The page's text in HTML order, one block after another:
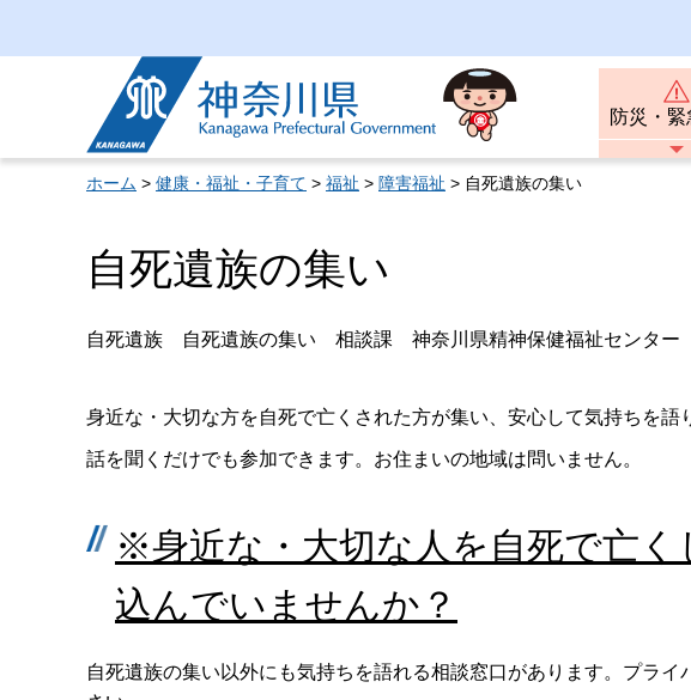
神奈川県
防災・緊
ホーム > 健康・福祉・子育て > 福祉 > 障害福祉 > 自死遺族の集い
自死遺族の集い
自死遺族 自死遺族の集い 相談課 神奈川県精神保健福祉センター
身近な・大切な方を自死で亡くされた方が集い、安心して気持ちを語
話を聞くだけでも参加できます。お住まいの地域は問いません。
※身近な・大切な人を自死で亡く
込んでいませんか？
自死遺族の集い以外にも気持ちを語れる相談窓口があります。プラ